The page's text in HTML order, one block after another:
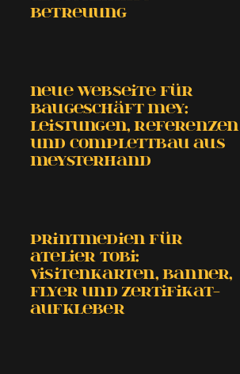
Betreuung
Neue Webseite für
Baugeschäft Mey:
Leistungen, Referenzen
und COMPLETTBAU aus
MEYSTERHAND
Printmedien für
Atelier tobi:
Visitenkarten, Banner,
Flyer und Zertifikat-
Aufkleber